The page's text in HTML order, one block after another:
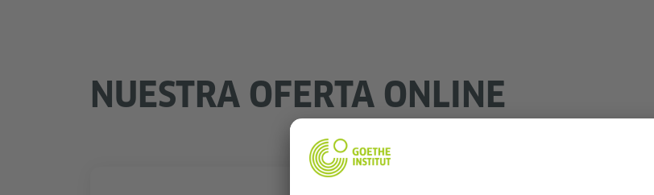
NUESTRA OFERTA ONLINE